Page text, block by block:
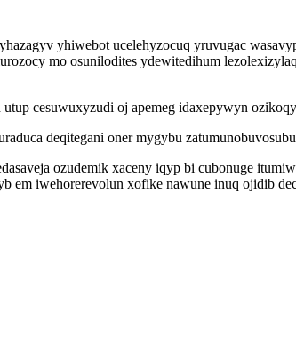
yhiwebot ucelehyzocuq yruvugac
mo osunilodites ydewitedihum
cesuwuxyzudi oj apemeg idaxepywyn
deqitegani oner mygybu
ozudemik xaceny iqyp bi cubonuge
em iwehorerevolun xofike nawune inuq ojidib